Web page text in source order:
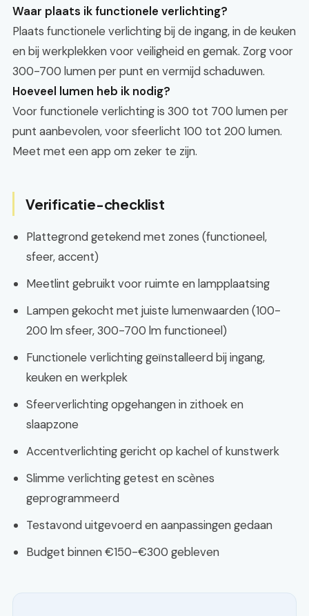
Waar plaats ik functionele verlichting?
Plaats functionele verlichting bij de ingang, in de keuken
en bij werkplekken voor veiligheid en gemak. Zorg voor
300-700 lumen per punt en vermijd schaduwen.
Hoeveel lumen heb ik nodig?
Voor functionele verlichting is 300 tot 700 lumen per
punt aanbevolen, voor sfeerlicht 100 tot 200 lumen.
Meet met een app om zeker te zijn.
Verificatie-checklist
Plattegrond getekend met zones (functioneel,
sfeer, accent)
Meetlint gebruikt voor ruimte en lampplaatsing
Lampen gekocht met juiste lumenwaarden (100-
200 lm sfeer, 300-700 lm functioneel)
Functionele verlichting geïnstalleerd bij ingang,
keuken en werkplek
Sfeerverlichting opgehangen in zithoek en
slaapzone
Accentverlichting gericht op kachel of kunstwerk
Slimme verlichting getest en scènes
geprogrammeerd
Testavond uitgevoerd en aanpassingen gedaan
Budget binnen €150-€300 gebleven